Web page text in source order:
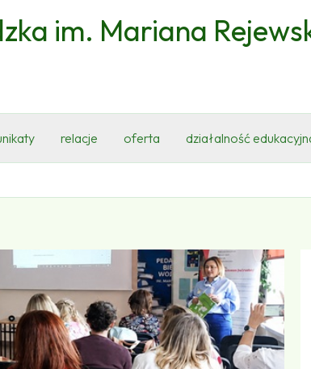
im. Mariana
relacje oferta działalność